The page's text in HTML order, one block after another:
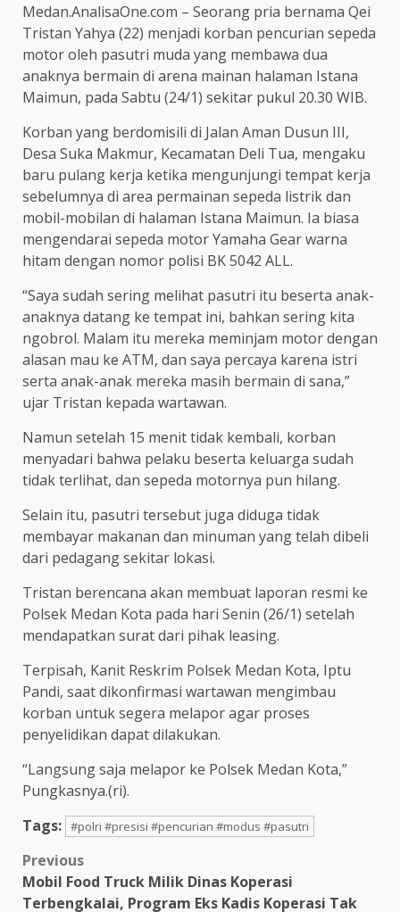
Medan.AnalisaOne.com – Seorang pria bernama Qei
Tristan Yahya (22) menjadi korban pencurian sepeda
motor oleh pasutri muda yang membawa dua
anaknya bermain di arena mainan halaman Istana
Maimun, pada Sabtu (24/1) sekitar pukul 20.30 WIB.
Korban yang berdomisili di Jalan Aman Dusun III,
Desa Suka Makmur, Kecamatan Deli Tua, mengaku
baru pulang kerja ketika mengunjungi tempat kerja
sebelumnya di area permainan sepeda listrik dan
mobil-mobilan di halaman Istana Maimun. Ia biasa
mengendarai sepeda motor Yamaha Gear warna
hitam dengan nomor polisi BK 5042 ALL.
“Saya sudah sering melihat pasutri itu beserta anak-
anaknya datang ke tempat ini, bahkan sering kita
ngobrol. Malam itu mereka meminjam motor dengan
alasan mau ke ATM, dan saya percaya karena istri
serta anak-anak mereka masih bermain di sana,”
ujar Tristan kepada wartawan.
Namun setelah 15 menit tidak kembali, korban
menyadari bahwa pelaku beserta keluarga sudah
tidak terlihat, dan sepeda motornya pun hilang.
Selain itu, pasutri tersebut juga diduga tidak
membayar makanan dan minuman yang telah dibeli
dari pedagang sekitar lokasi.
Tristan berencana akan membuat laporan resmi ke
Polsek Medan Kota pada hari Senin (26/1) setelah
mendapatkan surat dari pihak leasing.
Terpisah, Kanit Reskrim Polsek Medan Kota, Iptu
Pandi, saat dikonfirmasi wartawan mengimbau
korban untuk segera melapor agar proses
penyelidikan dapat dilakukan.
“Langsung saja melapor ke Polsek Medan Kota,”
Pungkasnya.(ri).
Tags: #polri #presisi #pencurian #modus #pasutri
Post
navigation
Previous
Mobil Food Truck Milik Dinas Koperasi
Terbengkalai, Program Eks Kadis Koperasi Tak